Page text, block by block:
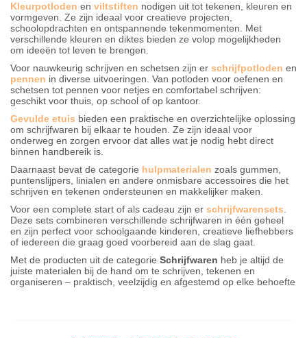
Kleurpotloden en viltstiften nodigen uit tot tekenen, kleuren en
vormgeven. Ze zijn ideaal voor creatieve projecten,
schoolopdrachten en ontspannende tekenmomenten. Met
verschillende kleuren en diktes bieden ze volop mogelijkheden
om ideeën tot leven te brengen.
Voor nauwkeurig schrijven en schetsen zijn er schrijfpotloden en
pennen in diverse uitvoeringen. Van potloden voor oefenen en
schetsen tot pennen voor netjes en comfortabel schrijven:
geschikt voor thuis, op school of op kantoor.
Gevulde etuis bieden een praktische en overzichtelijke oplossing
om schrijfwaren bij elkaar te houden. Ze zijn ideaal voor
onderweg en zorgen ervoor dat alles wat je nodig hebt direct
binnen handbereik is.
Daarnaast bevat de categorie hulpmaterialen zoals gummen,
puntenslijpers, linialen en andere onmisbare accessoires die het
schrijven en tekenen ondersteunen en makkelijker maken.
Voor een complete start of als cadeau zijn er schrijfwarensets.
Deze sets combineren verschillende schrijfwaren in één geheel
en zijn perfect voor schoolgaande kinderen, creatieve liefhebbers
of iedereen die graag goed voorbereid aan de slag gaat.
Met de producten uit de categorie Schrijfwaren heb je altijd de
juiste materialen bij de hand om te schrijven, tekenen en
organiseren – praktisch, veelzijdig en afgestemd op elke behoefte